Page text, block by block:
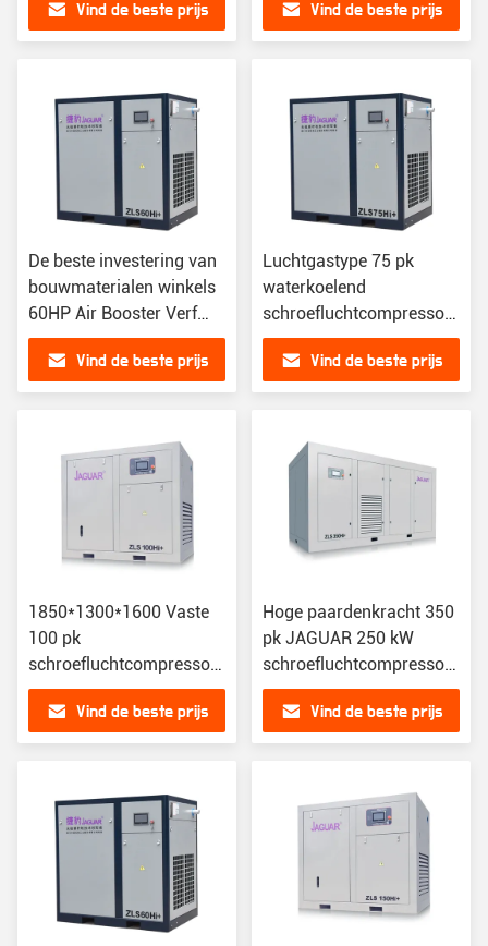
restaurantsVind de beste prijs
serviceVind de beste prijs
De beste investering van
bouwmaterialen winkels
60HP Air Booster Verf
schroef luchtcompressor
Vind de beste prijs
Luchtgastype 75 pk
waterkoelend
schroefluchtcompressor
met 7 bar Druk
Vind de beste prijs
1850*1300*1600 Vaste
100 pk
schroefluchtcompressor
met en uitstekende
prestatiesVind de beste prijs
Hoge paardenkracht 350
pk JAGUAR 250 kW
schroefluchtcompressor
voor zware
uitlaatbehoeften
Vind de beste prijs